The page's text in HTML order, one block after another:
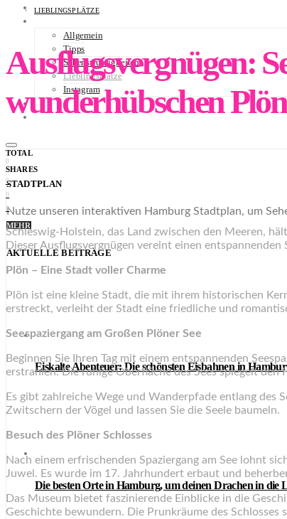
ÜBER UNS
Allgemein
Tipps
Sehenswürdigkeiten
Lieblingsplätze
Instagram
NEWSLETTER
STADTPLAN
Nutze unseren interaktiven Hamburg Stadtplan, um
MEHR
AKTUELLE BEITRÄGE
Eiskalte Abenteuer: Die schönsten Eisbahnen in
Die besten Orte in Hamburg, um deinen Drachen in die
LIEBLINGSPLÄTZE
Ausflugsvergnügen:
wunderhübschen Plön
TOTAL
0
SHARES
0
0
0
Schleswig-Holstein, das Land zwischen den Meeren,
Dieser Ausflugsvergnügen vereint einen
Plön – Eine Stadt voller Charme
Plön ist eine kleine Stadt, die mit ihrem historischen
erstreckt, verleiht der Stadt eine friedliche und
Seespaziergang am Großen Plöner See
Beginnen Sie Ihren Tag mit einem entspannenden
erstrahlen. Die ruhige Oberfläche des Sees spiegelt
Es gibt zahlreiche Wege und Wanderpfade entlang des
Zwitschern der Vögel und lassen Sie die Seele baumeln.
Besuch des Plöner Schlosses
Nach einem erfrischenden Spaziergang am See lohnt
Juwel. Es wurde im 17. Jahrhundert erbaut und
Das Museum bietet faszinierende Einblicke in die
Geschichte bewundern. Die Prunkräume des